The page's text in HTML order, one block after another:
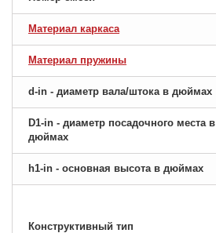
Материал каркаса
Материал пружины
d-in - диаметр вала/штока в дюймах
D1-in - диаметр посадочного места в
дюймах
h1-in - основная высота в дюймах
Конструктивный тип